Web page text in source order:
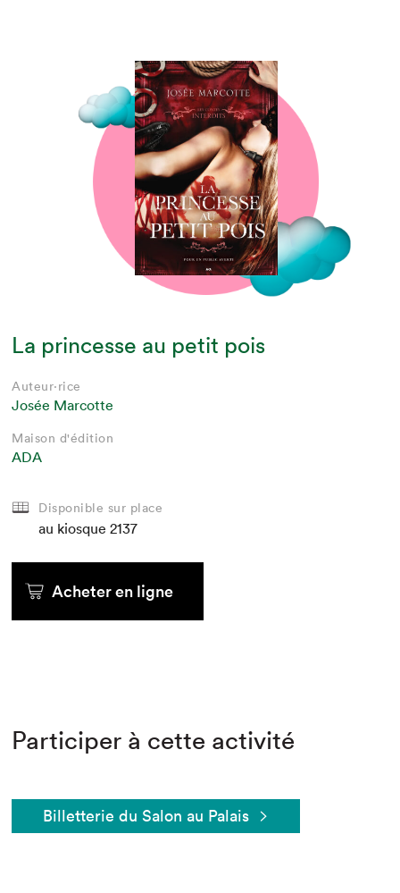
La princesse au petit pois
Auteur·rice
Josée Marcotte
Maison d'édition
ADA
Disponible sur place
au kiosque 2137
Acheter en ligne
Participer à cette activité
Billetterie du Salon au Palais